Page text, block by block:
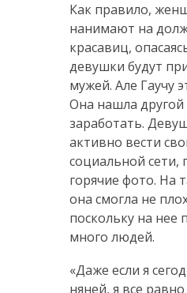
Как правило,
нанимают на
красавиц,
девушки будут
мужей. Але Гаучу
Она нашла другой
заработать.
активно вести
социальной сети,
горячие фото. На
она смогла не
поскольку на нее
много людей.
«Даже если я
няней, я все